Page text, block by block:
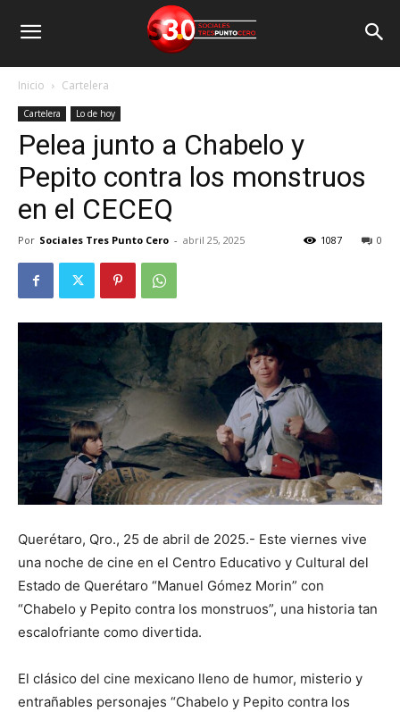
Inicio Cartelera
Cartelera Lo de hoy
Pelea junto a Chabelo y
Pepito contra los monstruos
en el CECEQ
Por Sociales Tres Punto Cero - abril 25, 2025 0
1087
Querétaro, Qro., 25 de abril de 2025.- Este viernes vive
una noche de cine en el Centro Educativo y Cultural del
Estado de Querétaro “Manuel Gómez Morin” con
“Chabelo y Pepito contra los monstruos”, una historia tan
escalofriante como divertida.
El clásico del cine mexicano lleno de humor, misterio y
entrañables personajes “Chabelo y Pepito contra los